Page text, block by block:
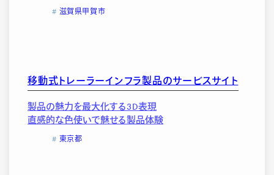
滋賀県甲賀市
移動式トレーラーインフラ製品のサービスサイト
製品の魅力を最大化する3D表現
直感的な色使いで魅せる製品体験
東京都